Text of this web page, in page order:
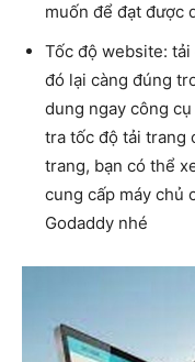
muốn để đạt được
Tốc độ website: tải
đó lại càng đúng
dung ngay công
tra tốc độ tải trang
trang, bạn có thể
cung cấp máy chủ
Godaddy nhé